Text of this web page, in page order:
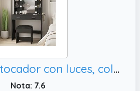
Escritorio de tocador con luces, color negro
Nota: 7.6